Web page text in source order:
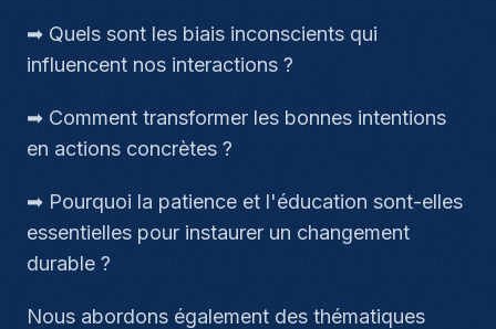
➡ Quels sont les biais inconscients qui
influencent nos interactions ?
➡ Comment transformer les bonnes intentions
en actions concrètes ?
➡ Pourquoi la patience et l'éducation sont-elles
essentielles pour instaurer un changement
durable ?
Nous abordons également des thématiques